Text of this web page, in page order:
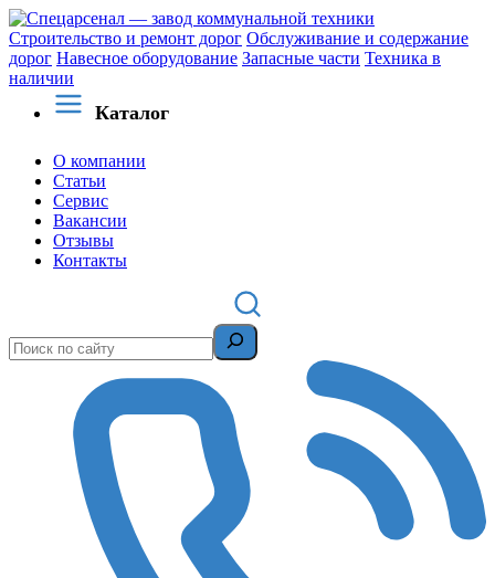
Строительство и ремонт дорог Обслуживание и содержание
дорог Навесное оборудование Запасные части Техника в
наличии
Каталог
О компании
Статьи
Сервис
Вакансии
Отзывы
Контакты